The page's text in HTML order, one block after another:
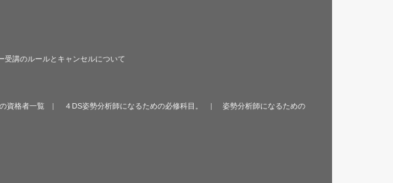
受講のルールとキャンセルについて
資格者一覧 ４DS姿勢分析師になるための必修科目。
姿勢分析師になるための